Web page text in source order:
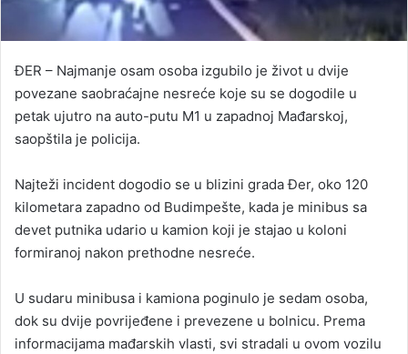
​ĐER – Najmanje osam osoba izgubilo je život u dvije
povezane saobraćajne nesreće koje su se dogodile u
petak ujutro na auto-putu M1 u zapadnoj Mađarskoj,
saopštila je policija.
Najteži incident dogodio se u blizini grada Đer, oko 120
kilometara zapadno od Budimpešte, kada je minibus sa
devet putnika udario u kamion koji je stajao u koloni
formiranoj nakon prethodne nesreće.
U sudaru minibusa i kamiona poginulo je sedam osoba,
dok su dvije povrijeđene i prevezene u bolnicu. Prema
informacijama mađarskih vlasti, svi stradali u ovom vozilu